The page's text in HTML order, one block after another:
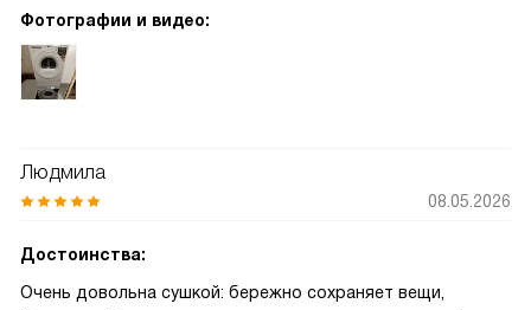
Фотографии и видео:
Людмила
08.05.2026
Достоинства:
Очень довольна сушкой: бережно сохраняет вещи,